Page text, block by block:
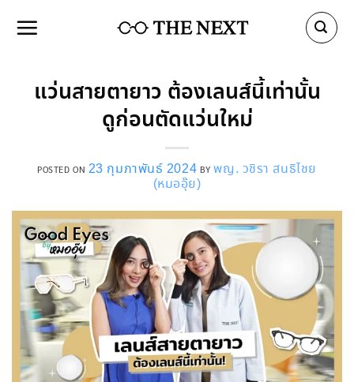
แว่นสายตายาว ต้องเลนส์นี้เท่านั้น
ดูก่อนตัดแว่นใหม่
POSTED ON 23 กุมภาพันธ์ 2024 BYพญ. วชิรา สนธิไชย
(หมออุ๊ย)